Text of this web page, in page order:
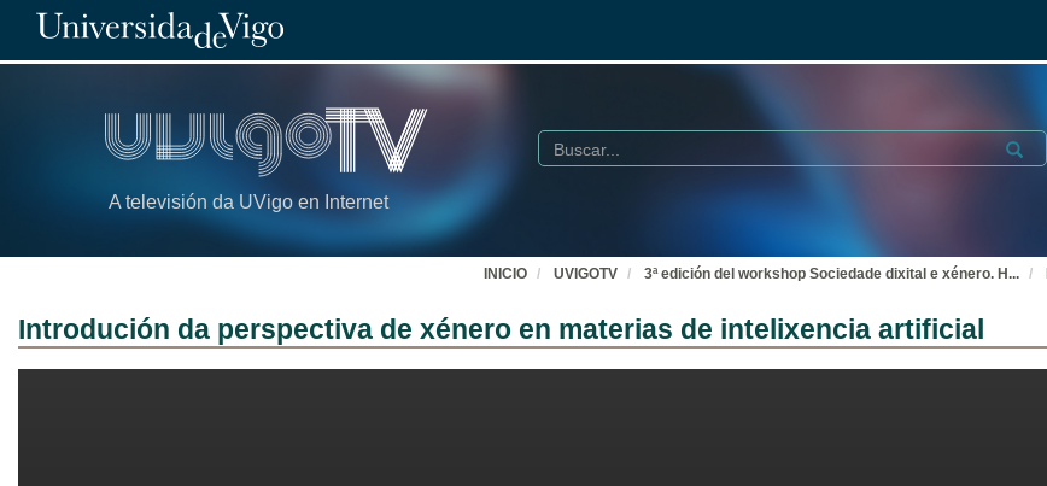
A televisión da UVigo en Internet
Buscar Submit
INICIO UVIGOTV 3ª edición del workshop Sociedade dixital e xénero. H ...
Introdución da perspectiva de xénero en materias de intelixencia artificial